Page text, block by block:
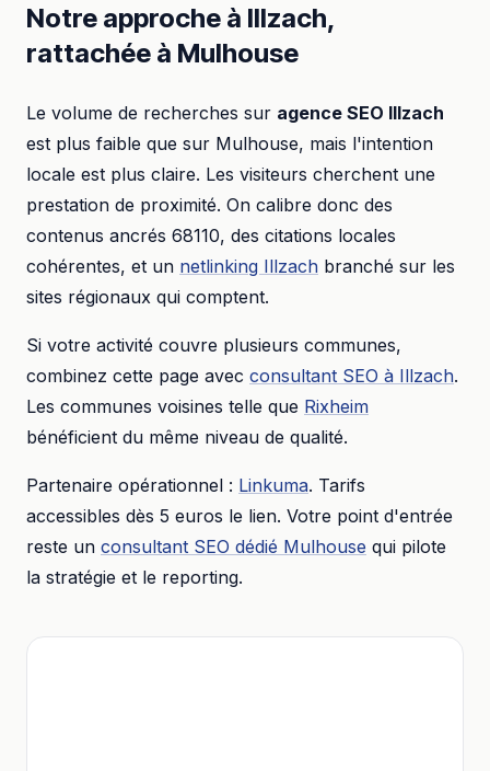
Notre approche à Illzach,
rattachée à Mulhouse
Le volume de recherches sur agence SEO Illzach
est plus faible que sur Mulhouse, mais l'intention
locale est plus claire. Les visiteurs cherchent une
prestation de proximité. On calibre donc des
contenus ancrés 68110, des citations locales
cohérentes, et un netlinking Illzach branché sur les
sites régionaux qui comptent.
Si votre activité couvre plusieurs communes,
combinez cette page avec consultant SEO à Illzach.
Les communes voisines telle que Rixheim
bénéficient du même niveau de qualité.
Partenaire opérationnel : Linkuma. Tarifs
accessibles dès 5 euros le lien. Votre point d'entrée
reste un consultant SEO dédié Mulhouse qui pilote
la stratégie et le reporting.